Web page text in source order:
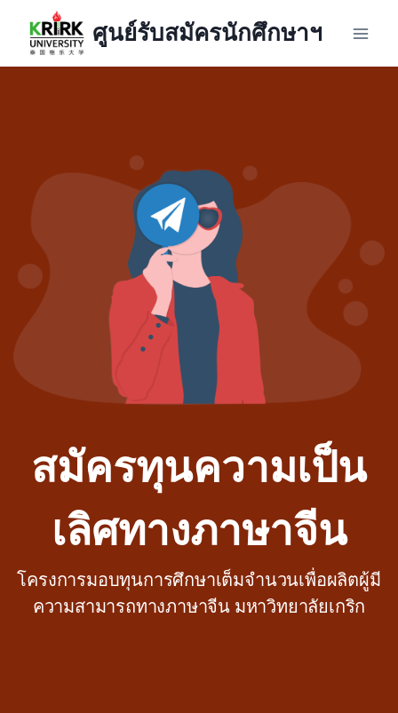
content
ศูนย์รับสมัครนักศึกษาฯ
สมัครทุนความเป็น
เลิศทางภาษาจีน
โครงการมอบทุนการศึกษาเต็มจำนวนเพื่อผลิตผู้มี
ความสามารถทางภาษาจีน มหาวิทยาลัยเกริก